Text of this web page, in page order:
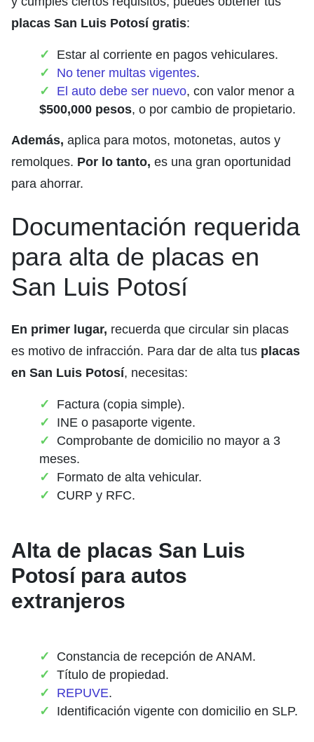
placas San Luis Potosí gratis:
Estar al corriente en pagos vehiculares.
No tener multas vigentes.
El auto debe ser nuevo, con valor menor a
$500,000 pesos, o por cambio de propietario.
Además, aplica para motos, motonetas, autos y
remolques. Por lo tanto, es una gran oportunidad
para ahorrar.
Documentación requerida
para alta de placas en
San Luis Potosí
En primer lugar, recuerda que circular sin placas
es motivo de infracción. Para dar de alta tus placas
en San Luis Potosí, necesitas:
Factura (copia simple).
INE o pasaporte vigente.
Comprobante de domicilio no mayor a 3
meses.
Formato de alta vehicular.
CURP y RFC.
Alta de placas San Luis
Potosí para autos
extranjeros
Constancia de recepción de ANAM.
Título de propiedad.
REPUVE.
Identificación vigente con domicilio en SLP.